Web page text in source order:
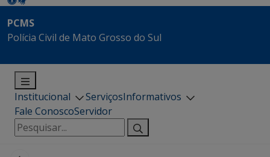
PCMS
Polícia Civil de Mato Grosso do Sul
Institucional ServiçosInformativos
Fale ConoscoServidor
Pesquisar
por: